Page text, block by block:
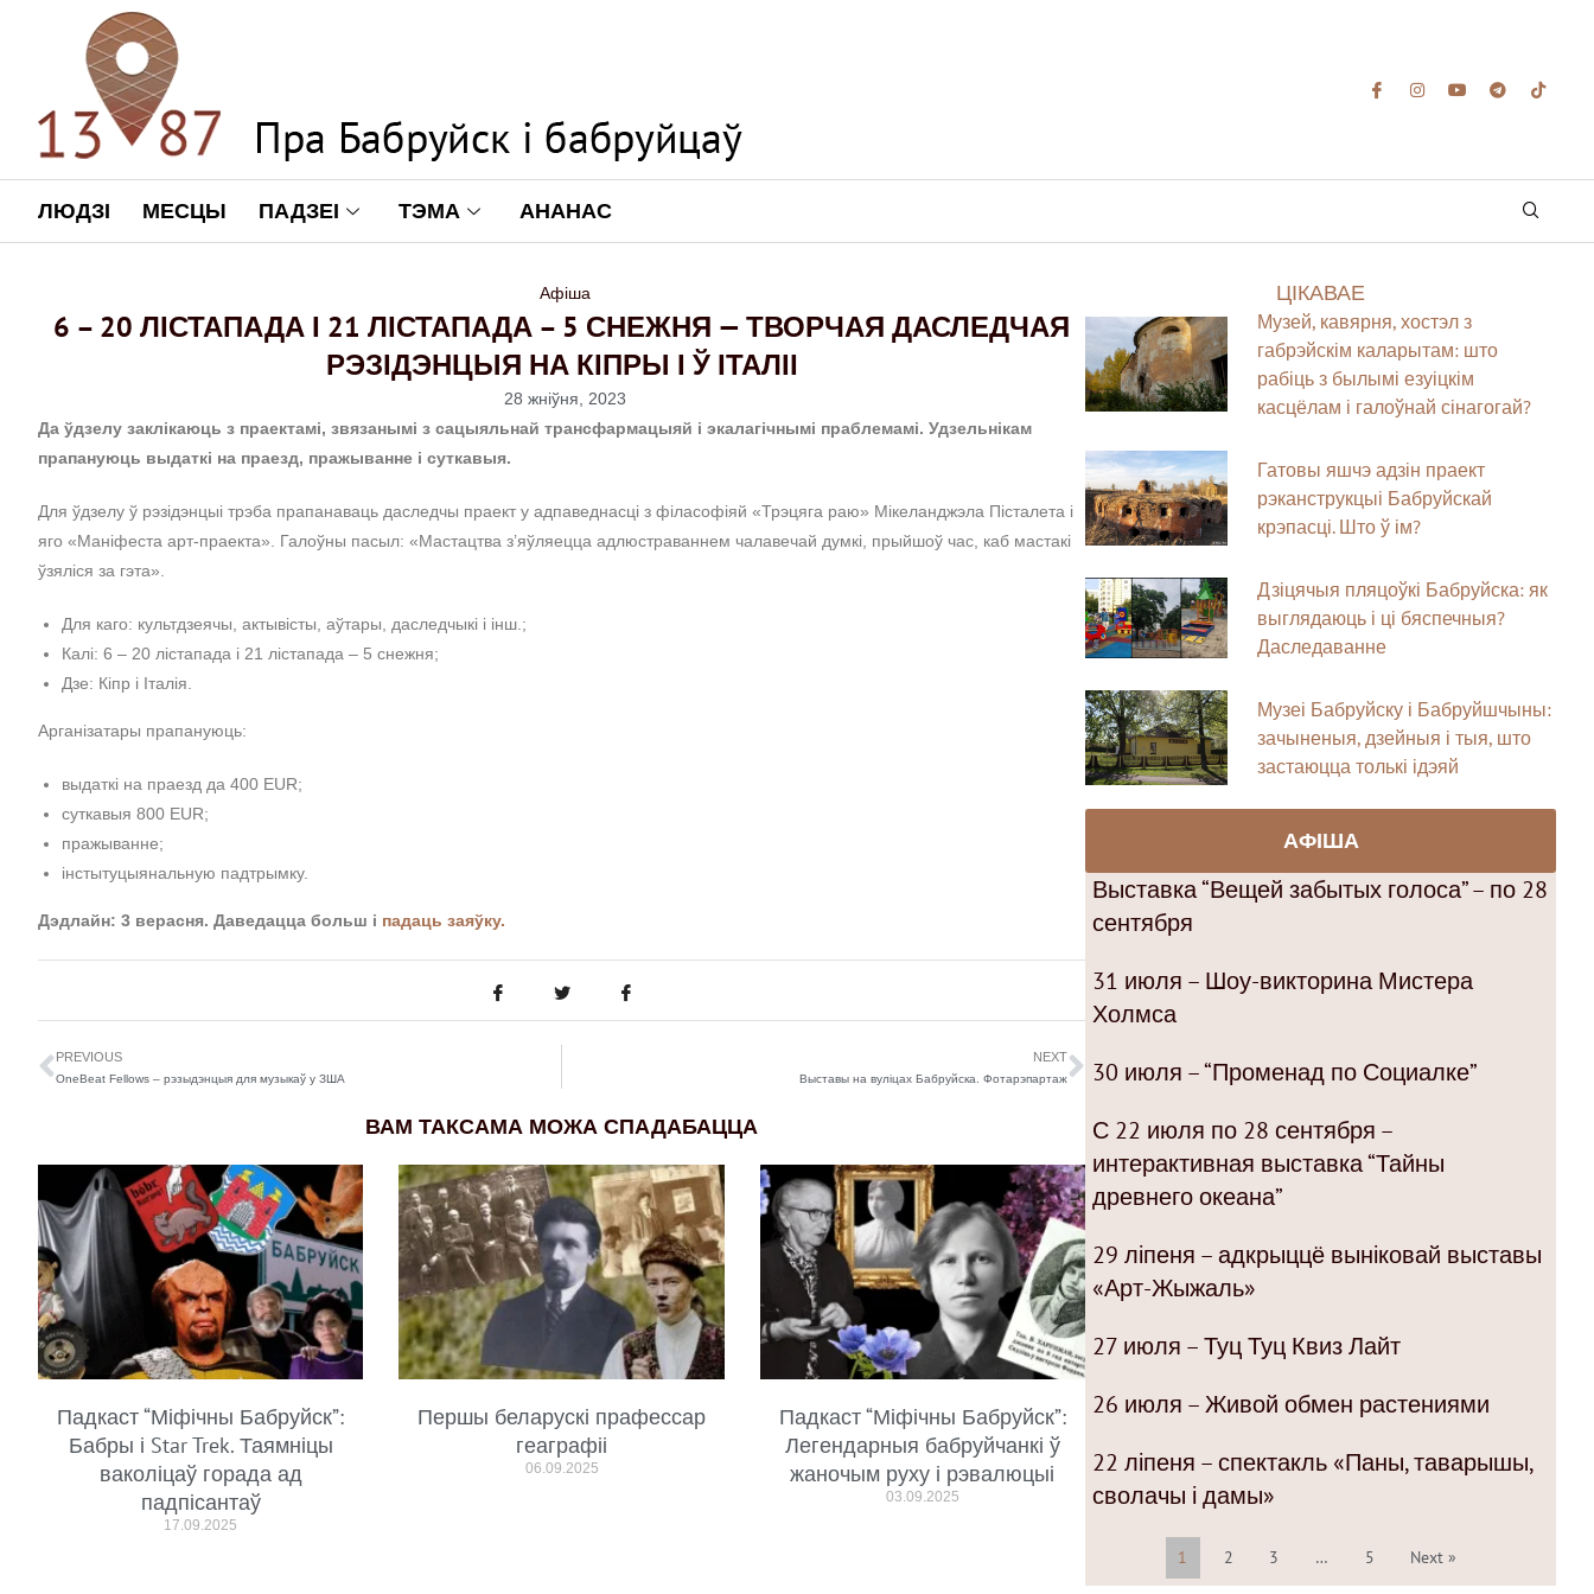
ЛЮДЗІ МЕСЦЫ ПАДЗЕІ ТЭМА АНАНАС
Афіша
6 – 20 ЛІСТАПАДА І 21 ЛІСТАПАДА – 5 СНЕЖНЯ — ТВОРЧАЯ ДАСЛЕДЧАЯ
РЭЗІДЭНЦЫЯ НА КІПРЫ І Ў ІТАЛІІ
28 жніўня, 2023
Да ўдзелу заклікаюць з праектамі, звязанымі з сацыяльнай трансфармацыяй і экалагічнымі праблемамі. Удзельнікам
прапануюць выдаткі на праезд, пражыванне і суткавыя.
Для ўдзелу ў рэзідэнцыі трэба прапанаваць даследчы праект у адпаведнасці з філасофіяй «Трэцяга раю» Мікеланджэла Пісталета і
яго «Маніфеста арт-праекта». Галоўны пасыл: «Мастацтва з’яўляецца адлюстраваннем чалавечай думкі, прыйшоў час, каб мастакі
ўзяліся за гэта».
Для каго: культдзеячы, актывісты, аўтары, даследчыкі і інш.;
Калі: 6 – 20 лістапада і 21 лістапада – 5 снежня;
Дзе: Кіпр і Італія.
Арганізатары прапануюць:
выдаткі на праезд да 400 EUR;
суткавыя 800 EUR;
пражыванне;
інстытуцыянальную падтрымку.
Дэдлайн: 3 верасня. Даведацца больш і падаць заяўку.
PREVIOUS
OneBeat Fellows – рэзыдэнцыя для музыкаў у ЗША
NEXT
Выставы на вуліцах Бабруйска. Фотарэпартаж
ВАМ ТАКСАМА МОЖА СПАДАБАЦЦА
Падкаст “Міфічны Бабруйск”:
Бабры і Star Trek. Таямніцы
ваколіцаў горада ад
падпісантаў
17.09.2025
Першы беларускі прафессар
геаграфіі
06.09.2025
Падкаст “Міфічны Бабруйск”:
Легендарныя бабруйчанкі ў
жаночым руху і рэвалюцыі
03.09.2025
ЦІКАВАЕ
Музей, кавярня, хостэл з
габрэйскім каларытам: што
рабіць з былымі езуіцкім
касцёлам і галоўнай сінагогай?
Гатовы яшчэ адзін праект
рэканструкцыі Бабруйскай
крэпасці. Што ў ім?
Дзіцячыя пляцоўкі Бабруйска: як
выглядаюць і ці бяспечныя?
Даследаванне
Музеі Бабруйску і Бабруйшчыны:
зачыненыя, дзейныя і тыя, што
застаюцца толькі ідэяй
АФІША
Выставка “Вещей забытых голоса” – по 28
сентября
31 июля – Шоу-викторина Мистера
Холмса
30 июля – “Променад по Социалке”
С 22 июля по 28 сентября –
интерактивная выставка “Тайны
древнего океана”
29 ліпеня – адкрыццё выніковай выставы
«Арт-Жыжаль»
27 июля – Туц Туц Квиз Лайт
26 июля – Живой обмен растениями
22 ліпеня – спектакль «Паны, таварышы,
сволачы і дамы»
1 2 3 … 5 Next »